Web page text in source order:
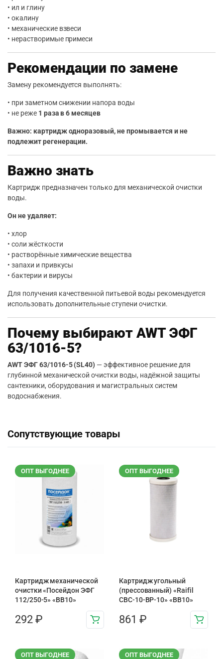
• ил и глину
• окалину
• механические взвеси
• нерастворимые примеси
Рекомендации по замене
Замену рекомендуется выполнять:
• при заметном снижении напора воды
• не реже 1 раза в 6 месяцев
Важно: картридж одноразовый, не промывается и не
подлежит регенерации.
Важно знать
Картридж предназначен только для механической очистки
воды.
Он не удаляет:
• хлор
• соли жёсткости
• растворённые химические вещества
• запахи и привкусы
• бактерии и вирусы
Для получения качественной питьевой воды рекомендуется
использовать дополнительные ступени очистки.
Почему выбирают AWT ЭФГ
63/1016-5?
AWT ЭФГ 63/1016-5 (SL40) — эффективное решение для
глубинной механической очистки воды, надёжной защиты
сантехники, оборудования и магистральных систем
водоснабжения.
Сопутствующие товары
ОПТ ВЫГОДНЕЕ
Картридж механической
очистки «Посейдон ЭФГ
112/250-5» «ВВ10»
292 ₽
ОПТ ВЫГОДНЕЕ
Картридж угольный
(прессованный) «Raifil
CBC-10-BP-10» «BB10»
861 ₽
ОПТ ВЫГОДНЕЕ ОПТ ВЫГОДНЕЕ